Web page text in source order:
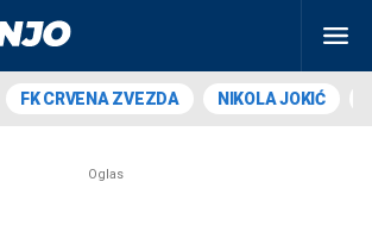
FK CRVENA ZVEZDA NIKOLA JOKIĆ